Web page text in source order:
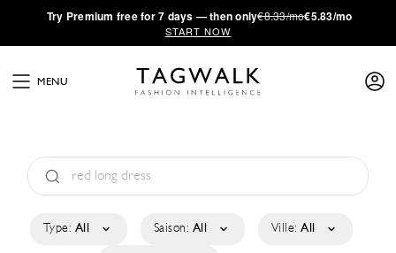
·Try Premium free for 7 days — then only€8.33/mo€5.83/mo
START NOW
MENU
Type: All Saison: All Ville: All